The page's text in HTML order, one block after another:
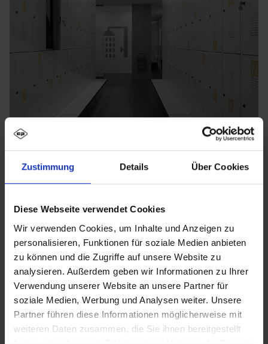
Zustimmung Details Über Cookies
Diese Webseite verwendet Cookies
Wir verwenden Cookies, um Inhalte und Anzeigen zu
personalisieren, Funktionen für soziale Medien anbieten
zu können und die Zugriffe auf unsere Website zu
analysieren. Außerdem geben wir Informationen zu Ihrer
Verwendung unserer Website an unsere Partner für
soziale Medien, Werbung und Analysen weiter. Unsere
Partner führen diese Informationen möglicherweise mit
weiteren Daten zusammen, die Sie ihnen bereitgestellt